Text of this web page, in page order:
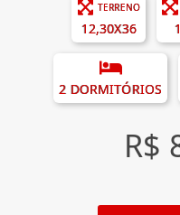
TERRENO
12,30X36
2 DORMITÓRIOS
R$